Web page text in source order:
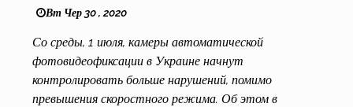
Вт Чер 30 , 2020
Со среды, 1 июля, камеры автоматической
фотовидеофиксации в Украине начнут
контролировать больше нарушений, помимо
превышения скоростного режима. Об этом в